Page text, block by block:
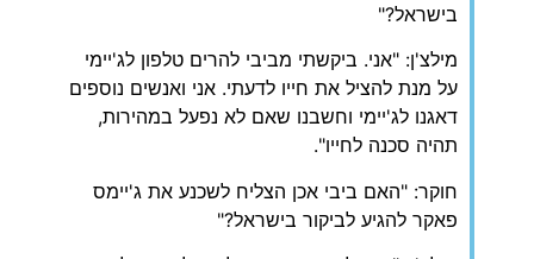
בישראל?"
מילצ'ן: "אני. ביקשתי מביבי להרים טלפון לג'יימי
על מנת להציל את חייו לדעתי. אני ואנשים נוספים
דאגנו לג'יימי וחשבנו שאם לא נפעל במהירות,
תהיה סכנה לחייו".
חוקר: "האם ביבי אכן הצליח לשכנע את ג'יימס
פאקר להגיע לביקור בישראל?"